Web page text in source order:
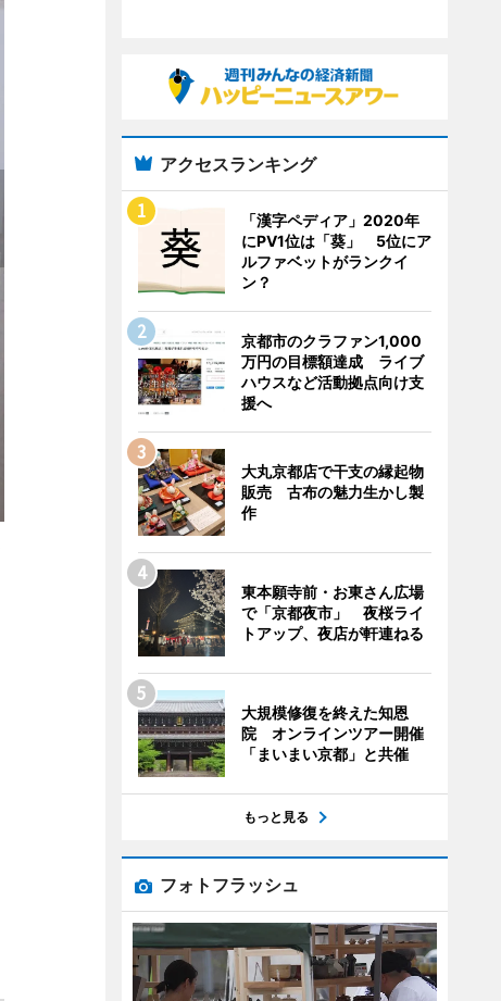
アクセスランキング
「漢字ペディア」2020年
にPV1位は「葵」 5位にア
ルファベットがランクイ
ン？
京都市のクラファン1,000
万円の目標額達成 ライブ
ハウスなど活動拠点向け支
援へ
大丸京都店で干支の縁起物
販売 古布の魅力生かし製
作
東本願寺前・お東さん広場
で「京都夜市」 夜桜ライ
トアップ、夜店が軒連ねる
大規模修復を終えた知恩
院 オンラインツアー開催
「まいまい京都」と共催
もっと見る
フォトフラッシュ